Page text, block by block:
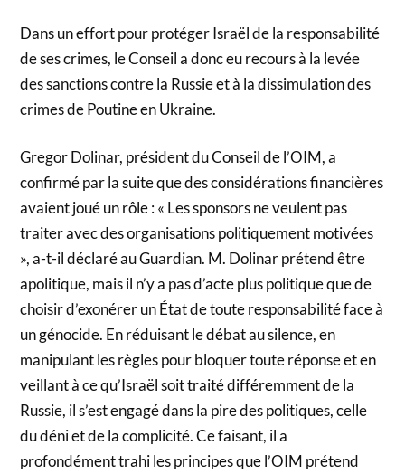
Dans un effort pour protéger Israël de la responsabilité
de ses crimes, le Conseil a donc eu recours à la levée
des sanctions contre la Russie et à la dissimulation des
crimes de Poutine en Ukraine.
Gregor Dolinar, président du Conseil de l’OIM, a
confirmé par la suite que des considérations financières
avaient joué un rôle : « Les sponsors ne veulent pas
traiter avec des organisations politiquement motivées
», a-t-il déclaré au Guardian. M. Dolinar prétend être
apolitique, mais il n’y a pas d’acte plus politique que de
choisir d’exonérer un État de toute responsabilité face à
un génocide. En réduisant le débat au silence, en
manipulant les règles pour bloquer toute réponse et en
veillant à ce qu’Israël soit traité différemment de la
Russie, il s’est engagé dans la pire des politiques, celle
du déni et de la complicité. Ce faisant, il a
profondément trahi les principes que l’OIM prétend